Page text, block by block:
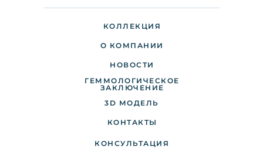
КОНТАКТЫ
КОЛЛЕКЦИЯ
НОВОСТИ
О КОМПАНИИ
ДОСТАВКА И ОПЛАТА
ПАРТНЕРАМ
3D МОДЕЛЬ
КОНСУЛЬТАЦИЯ
ГЕММОЛОГИЧЕСКОЕ
ЗАКЛЮЧЕНИЕ